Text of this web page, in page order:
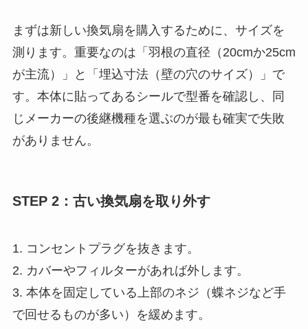
まずは新しい換気扇を購入するために、サイズを
測ります。重要なのは「羽根の直径（20cmか25cm
が主流）」と「埋込寸法（壁の穴のサイズ）」で
す。本体に貼ってあるシールで型番を確認し、同
じメーカーの後継機種を選ぶのが最も確実で失敗
がありません。
STEP 2：古い換気扇を取り外す
1. コンセントプラグを抜きます。
2. カバーやフィルターがあれば外します。
3. 本体を固定している上部のネジ（蝶ネジなど手
で回せるものが多い）を緩めます。